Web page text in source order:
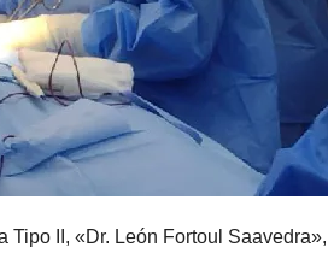
Tipo II, «Dr. León Fortoul